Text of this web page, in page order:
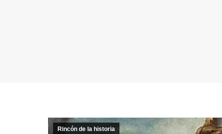
Rincón de la historia